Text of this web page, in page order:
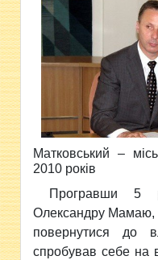
Матковський –
2010 років
Програвши 5
Олександру Мамаю,
повернутися до
спробував себе на